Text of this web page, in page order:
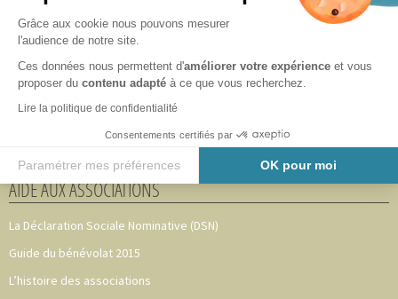
Grâce aux cookie nous pouvons mesurer
l'audience de notre site.
Ces données nous permettent d'améliorer votre expérience et vous
proposer du contenu adapté à ce que vous recherchez.
Lire la politique de confidentialité
Consentements certifiés par
Paramétrer mes préférences OK pour moi
Axeptio consent
Plateforme de Gestion du Consentement : Personnalisez vos
Notre plateforme vous permet d'adapter et de gérer vos
Notre équipe
Partenaires
Nous les accompagnons
AIDE AUX ASSOCIATIONS
La Déclaration Sociale Nominative (DSN)
Guide du bénévolat 2015
L’histoire des associations